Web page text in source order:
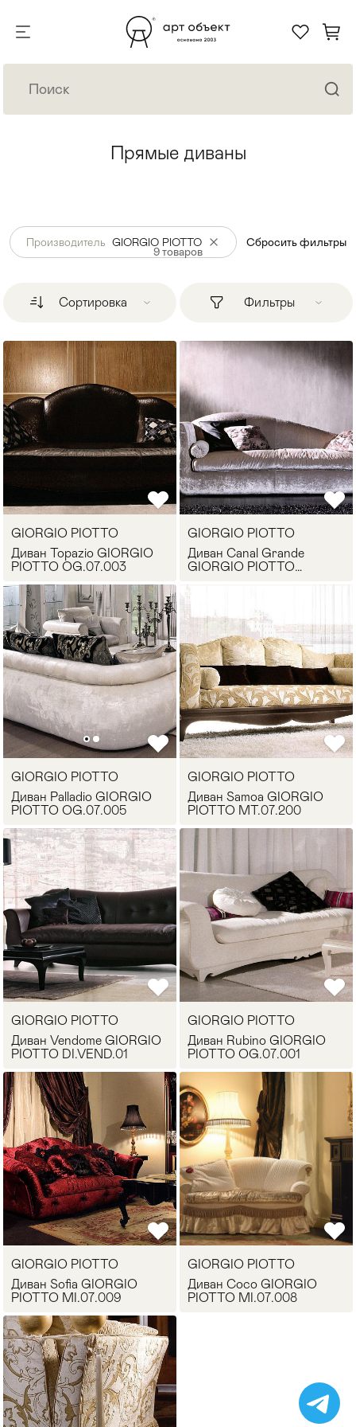
Мягкая мебель >
Кровати
Столы >
Стулья >
Хранение
Комоды и
Мебель
Прямые диваны
Производитель GIORGIO PIOTTO Сбросить фильтры
9товаров
Сортировка Фильтры
GIORGIO PIOTTO
Диван Topazio GIORGIO
PIOTTO OG.07.003
GIORGIO PIOTTO
Диван Canal Grande
GIORGIO PIOTTO
GIORGIO PIOTTO
Диван Palladio GIORGIO
PIOTTO OG.07.005
GIORGIO PIOTTO
Диван Samoa GIORGIO
PIOTTO MT.07.200
GIORGIO PIOTTO
Диван Vendome GIORGIO
PIOTTO DI.VEND.01
GIORGIO PIOTTO
Диван Rubino GIORGIO
PIOTTO OG.07.001
GIORGIO PIOTTO
Диван Sofia GIORGIO
PIOTTO MI.07.009
GIORGIO PIOTTO
Диван Coco GIORGIO
PIOTTO MI.07.008